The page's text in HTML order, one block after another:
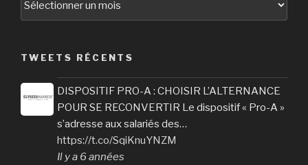
TWEETS RÉCENTS
DISPOSITIF PRO-A : CHOISIR L’ALTERNANCE
POUR SE RECONVERTIR Le dispositif « Pro-A »
s’adresse aux salariés des…
https://t.co/SqiKnuYNZM
Il y a 6 années